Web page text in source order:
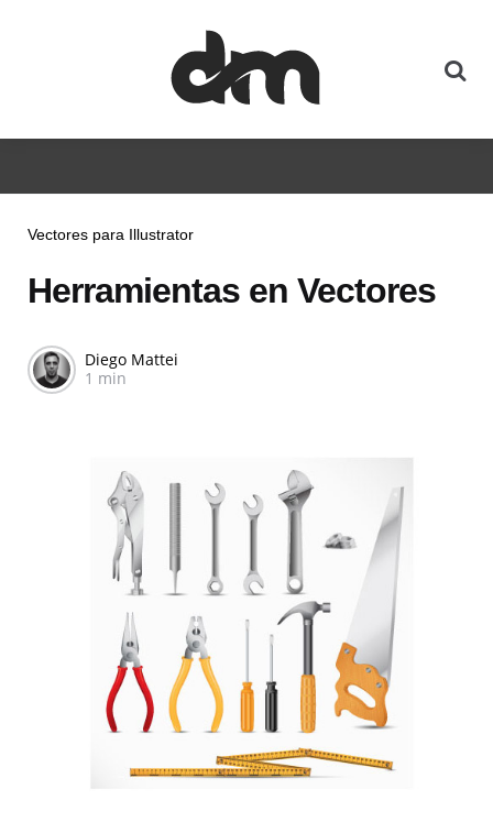
Vectores para Illustrator
Herramientas en Vectores
Diego Mattei
1 min